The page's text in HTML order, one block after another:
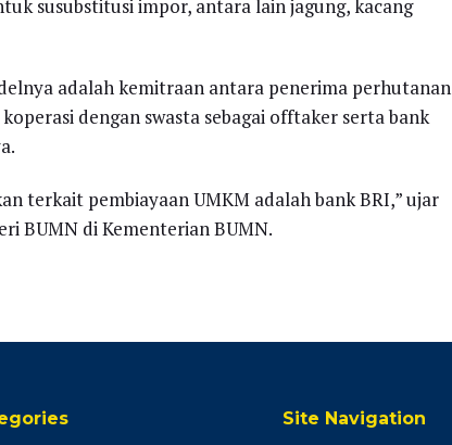
susubstitusi impor, antara lain jagung, kacang
adalah kemitraan antara penerima perhutanan
dengan swasta sebagai offtaker serta bank
terkait pembiayaan UMKM adalah bank BRI,” ujar
BUMN di Kementerian BUMN.
Site Navigation